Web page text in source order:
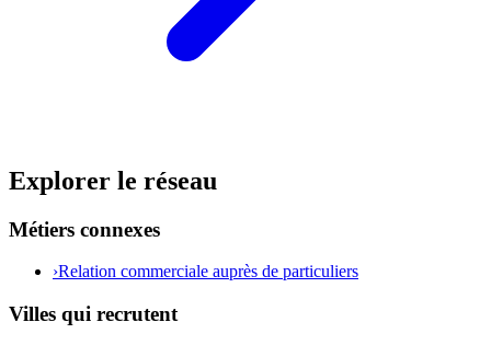
Explorer le réseau
Métiers connexes
›Relation commerciale auprès de particuliers
Villes qui recrutent